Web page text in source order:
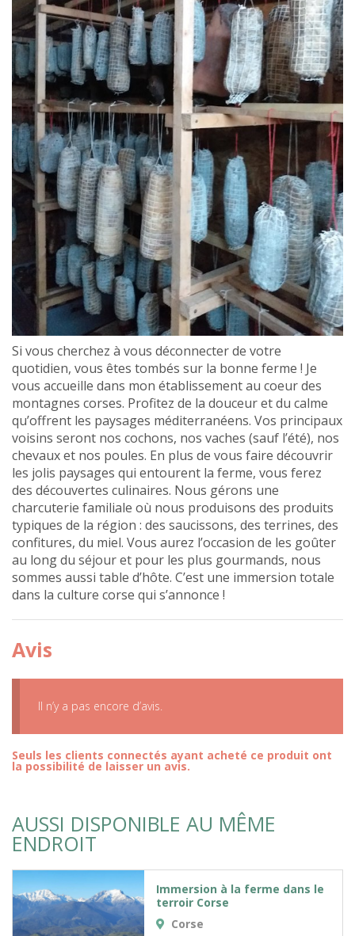
Si vous cherchez à vous déconnecter de votre
quotidien, vous êtes tombés sur la bonne ferme ! Je
vous accueille dans mon établissement au coeur des
montagnes corses. Profitez de la douceur et du calme
qu’offrent les paysages méditerranéens. Vos principaux
voisins seront nos cochons, nos vaches (sauf l’été), nos
chevaux et nos poules. En plus de vous faire découvrir
les jolis paysages qui entourent la ferme, vous ferez
des découvertes culinaires. Nous gérons une
charcuterie familiale où nous produisons des produits
typiques de la région : des saucissons, des terrines, des
confitures, du miel. Vous aurez l’occasion de les goûter
au long du séjour et pour les plus gourmands, nous
sommes aussi table d’hôte. C’est une immersion totale
dans la culture corse qui s’annonce !
Avis
Il n’y a pas encore d’avis.
Seuls les clients connectés ayant acheté ce produit ont
la possibilité de laisser un avis.
AUSSI DISPONIBLE AU MÊME
ENDROIT
Immersion à la ferme dans le
terroir Corse
Corse